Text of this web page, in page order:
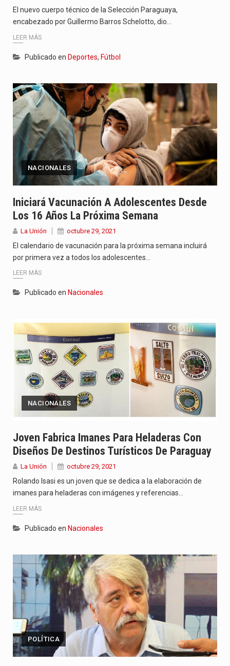
El nuevo cuerpo técnico de la Selección Paraguaya,
encabezado por Guillermo Barros Schelotto, dio…
LEER MÁS
Publicado en Deportes, Fútbol
NACIONALES
Iniciará Vacunación A Adolescentes Desde
Los 16 Años La Próxima Semana
La Unión octubre 29, 2021
El calendario de vacunación para la próxima semana incluirá
por primera vez a todos los adolescentes…
LEER MÁS
Publicado en Nacionales
NACIONALES
Joven Fabrica Imanes Para Heladeras Con
Diseños De Destinos Turísticos De Paraguay
La Unión octubre 29, 2021
Rolando Isasi es un joven que se dedica a la elaboración de
imanes para heladeras con imágenes y referencias…
LEER MÁS
Publicado en Nacionales
POLÍTICA